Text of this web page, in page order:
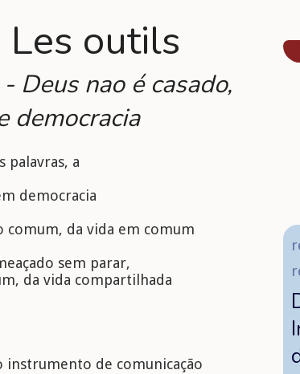
outils
Deus nao é casado,
democracia
palavras, a
democracia
comum, da vida em comum
sem parar,
da vida compartilhada
de comunicação